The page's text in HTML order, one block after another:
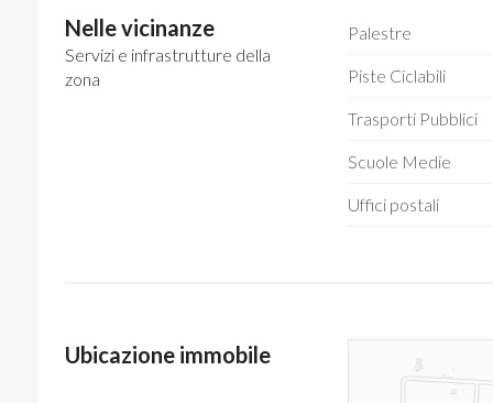
Nelle vicinanze
Servizi e infrastrutture della
zona
Palestre
Piste Ciclabili
Trasporti Pubblici
Scuole Medie
Uffici postali
Ubicazione immobile